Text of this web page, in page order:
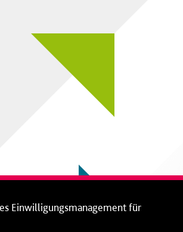
Einwilligungsmanagement für